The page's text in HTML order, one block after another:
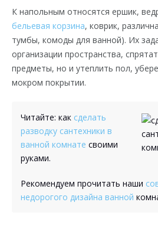
К напольным относятся ершик,
бельевая корзина, коврик,
тумбы, комоды для ванной). Их
организации пространства,
предметы, но и утеплить пол,
мокром покрытии.
Читайте: как сделать
разводку сантехники в
ванной комнате своими
руками.
Рекомендуем прочитать наши
недорогого дизайна ванной